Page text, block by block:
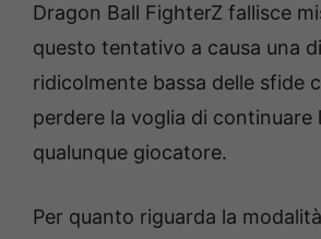
Dragon Ball FighterZ fallisce
questo tentativo a causa una
ridicolmente bassa delle sfide
perdere la voglia di continuare
qualunque giocatore.
Per quanto riguarda la